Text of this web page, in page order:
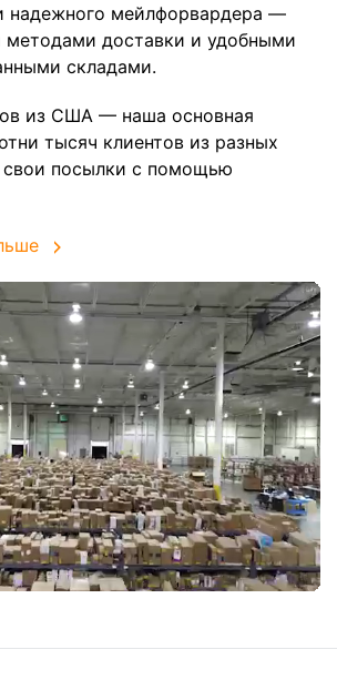
надежного мейлфорвардера —
методами доставки и удобными
складами.
из США — наша основная
тысяч клиентов из разных
свои посылки с помощью